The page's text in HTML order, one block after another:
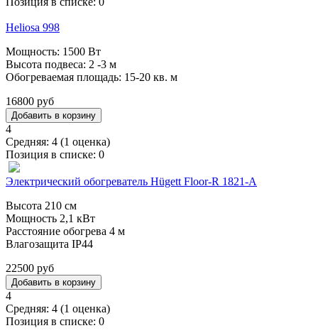
Heliosa 998
Мощность: 1500 Вт
Высота подвеса: 2 -3 м
Обогреваемая площадь: 15-20 кв. м
16800 руб
4
Средняя: 4 (1 оценка)
Позиция в списке: 0
Электрический обогреватель Hügett Floor-R 1821-A
Высота 210 см
Мощность 2,1 кВт
Расстояние обогрева 4 м
Влагозащита IP44
22500 руб
4
Средняя: 4 (1 оценка)
Позиция в списке: 0